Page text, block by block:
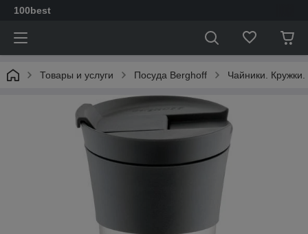
100best
Товары и услуги Посуда Berghoff Чайники. Кружки.